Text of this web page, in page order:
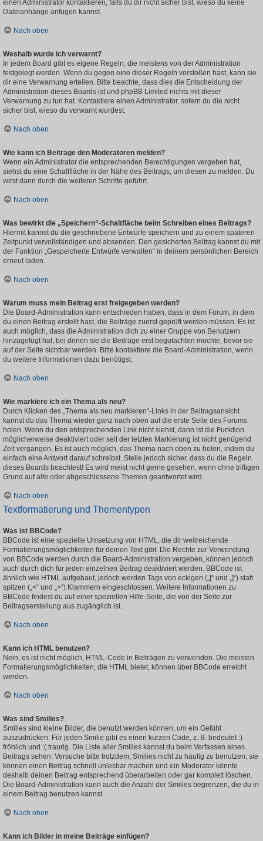
einen Administrator kontaktieren, falls du dir nicht sicher bist, wieso du keine
Dateianhänge anfügen kannst.
Nach oben
Weshalb wurde ich verwarnt?
In jedem Board gibt es eigene Regeln, die meistens von der Administration
festgelegt werden. Wenn du gegen eine dieser Regeln verstoßen hast, kann sie
dir eine Verwarnung erteilen. Bitte beachte, dass dies die Entscheidung der
Administration dieses Boards ist und phpBB Limited nichts mit dieser
Verwarnung zu tun hat. Kontaktiere einen Administrator, sofern du die nicht
sicher bist, wieso du verwarnt wurdest.
Nach oben
Wie kann ich Beiträge den Moderatoren melden?
Wenn ein Administrator die entsprechenden Berechtigungen vergeben hat,
siehst du eine Schaltfläche in der Nähe des Beitrags, um diesen zu melden. Du
wirst dann durch die weiteren Schritte geführt.
Nach oben
Was bewirkt die „Speichern“-Schaltfläche beim Schreiben eines Beitrags?
Hiermit kannst du die geschriebene Entwürfe speichern und zu einem späteren
Zeitpunkt vervollständigen und absenden. Den gesicherten Beitrag kannst du mit
der Funktion „Gespeicherte Entwürfe verwalten“ in deinem persönlichen Bereich
erneut laden.
Nach oben
Warum muss mein Beitrag erst freigegeben werden?
Die Board-Administration kann entschieden haben, dass in dem Forum, in dem
du einen Beitrag erstellt hast, die Beiträge zuerst geprüft werden müssen. Es ist
auch möglich, dass die Administration dich zu einer Gruppe von Benutzern
hinzugefügt hat, bei denen sie die Beiträge erst begutachten möchte, bevor sie
auf der Seite sichtbar werden. Bitte kontaktiere die Board-Administration, wenn
du weitere Informationen dazu benötigst.
Nach oben
Wie markiere ich ein Thema als neu?
Durch Klicken des „Thema als neu markieren“-Links in der Beitragsansicht
kannst du das Thema wieder ganz nach oben auf die erste Seite des Forums
holen. Wenn du den entsprechenden Link nicht siehst, dann ist die Funktion
möglicherweise deaktiviert oder seit der letzten Markierung ist nicht genügend
Zeit vergangen. Es ist auch möglich, das Thema nach oben zu holen, indem du
einfach eine Antwort darauf schreibst. Stelle jedoch sicher, dass du die Regeln
dieses Boards beachtest! Es wird meist nicht gerne gesehen, wenn ohne triftigen
Grund auf alte oder abgeschlossene Themen geantwortet wird.
Nach oben
Textformatierung und Thementypen
Was ist BBCode?
BBCode ist eine spezielle Umsetzung von HTML, die dir weitreichende
Formatierungsmöglichkeiten für deinen Text gibt. Die Rechte zur Verwendung
von BBCode werden durch die Board-Administration vergeben, können jedoch
auch durch dich für jeden einzelnen Beitrag deaktiviert werden. BBCode ist
ähnlich wie HTML aufgebaut, jedoch werden Tags von eckigen („[“ und „]“) statt
spitzen („<“ und „>“) Klammern eingeschlossen. Weitere Informationen zu
BBCode findest du auf einer speziellen Hilfe-Seite, die von der Seite zur
Beitragserstellung aus zugänglich ist.
Nach oben
Kann ich HTML benutzen?
Nein, es ist nicht möglich, HTML-Code in Beiträgen zu verwenden. Die meisten
Formatierungsmöglichkeiten, die HTML bietet, können über BBCode erreicht
werden.
Nach oben
Was sind Smilies?
Smilies sind kleine Bilder, die benutzt werden können, um ein Gefühl
auszudrücken. Für jeden Smilie gibt es einen kurzen Code, z. B. bedeutet :)
fröhlich und :( traurig. Die Liste aller Smilies kannst du beim Verfassen eines
Beitrags sehen. Versuche bitte trotzdem, Smilies nicht zu häufig zu benutzen, sie
können einen Beitrag schnell unlesbar machen und ein Moderator könnte
deshalb deinen Beitrag entsprechend überarbeiten oder gar komplett löschen.
Die Board-Administration kann auch die Anzahl der Smilies begrenzen, die du in
einem Beitrag benutzen kannst.
Nach oben
Kann ich Bilder in meine Beiträge einfügen?